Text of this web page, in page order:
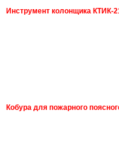
Инструмент колонщика КТИК-
Кобура для пожарного